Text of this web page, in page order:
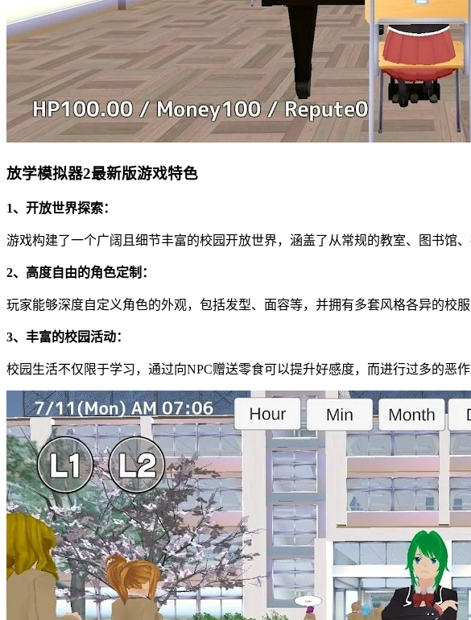
放学模拟器2最新版游戏特色
1、开放世界探索：
游戏构建了一个广阔且细节丰富的校园开放世界，涵盖了从常规的教室、图书馆
2、高度自由的角色定制：
玩家能够深度自定义角色的外观，包括发型、面容等，并拥有多套风格各异的校
3、丰富的校园活动：
校园生活不仅限于学习，通过向NPC赠送零食可以提升好感度，而进行过多的恶